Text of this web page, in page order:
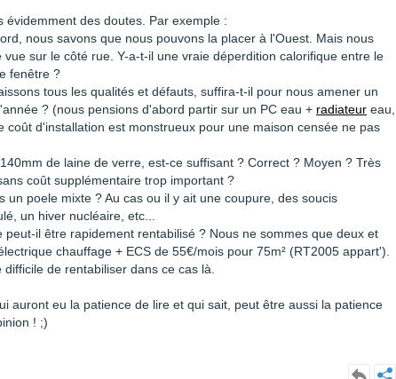
évidemment des doutes. Par exemple :
nous savons que nous pouvons la placer à l'Ouest. Mais nous
sur le côté rue. Y-a-t-il une vraie déperdition calorifique entre le
fenêtre ?
tous les qualités et défauts, suffira-t-il pour nous amener un
? (nous pensions d'abord partir sur un PC eau + radiateur eau,
coût d'installation est monstrueux pour une maison censée ne pas
de laine de verre, est-ce suffisant ? Correct ? Moyen ? Très
coût supplémentaire trop important ?
un poele mixte ? Au cas ou il y ait une coupure, des soucis
un hiver nucléaire, etc...
il être rapidement rentabilisé ? Nous ne sommes que deux et
chauffage + ECS de 55€/mois pour 75m² (RT2005 appart').
de rentabiliser dans ce cas là.
auront eu la patience de lire et qui sait, peut être aussi la patience
! ;)